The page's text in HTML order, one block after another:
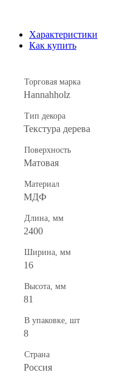
Характеристики
Как купить
Торговая марка
Hannahholz
Тип декора
Текстура дерева
Поверхность
Матовая
Материал
МДФ
Длина, мм
2400
Ширина, мм
16
Высота, мм
81
В упаковке, шт
8
Страна
Россия